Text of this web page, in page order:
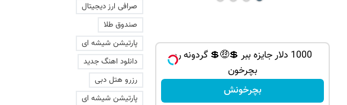
1000 دلار جایزه ببر 💲🤑💲 گردونه رو
بچرخون
بچرخونش
صرافی ارز دیجیتال
صندوق طلا
پارتیشن شیشه ای
دانلود اهنگ جدید
رزرو هتل دبی
پارتیشن شیشه ای